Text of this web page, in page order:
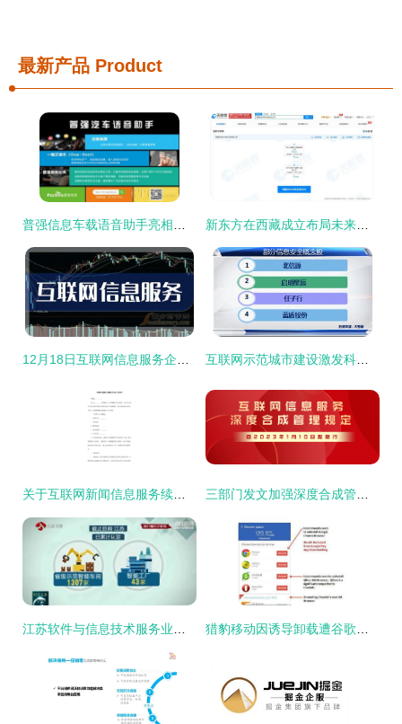
最新产品 Product
普强信息车载语音助手亮相广州留交会，代表北京展现互联网信息服务创新力 新东方在西藏成立布局未来科技公司，加码互联网信息服务生态
12月18日互联网信息服务企业名单发布，行业格局与监管动态解读 互联网示范城市建设激发科技股投资热潮 互联网信息服务板块持续受益
关于互联网新闻信息服务续办申请书 三部门发文加强深度合成管理 规范互联网信息服务
江苏软件与信息技术服务业突破万亿 数字赋能驱动“江苏智造”全产业链升级 猎豹移动因诱导卸载遭谷歌重罚 行业规范与生态平衡的警示